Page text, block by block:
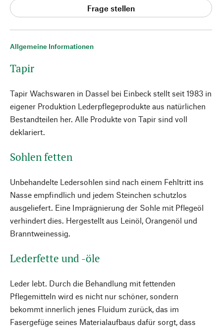
Allgemeine Informationen
Tapir
Tapir Wachswaren in Dassel bei Einbeck stellt seit 1983 in
eigener Produktion Lederpflegeprodukte aus natürlichen
Bestandteilen her. Alle Produkte von Tapir sind voll
deklariert.
Sohlen fetten
Unbehandelte Ledersohlen sind nach einem Fehltritt ins
Nasse empfindlich und jedem Steinchen schutzlos
ausgeliefert. Eine Imprägnierung der Sohle mit Pflegeöl
verhindert dies. Hergestellt aus Leinöl, Orangenöl und
Branntweinessig.
Lederfette und -öle
Leder lebt. Durch die Behandlung mit fettenden
Pflegemitteln wird es nicht nur schöner, sondern
bekommt innerlich jenes Fluidum zurück, das im
Fasergefüge seines Materialaufbaus dafür sorgt, dass
Frage stellen